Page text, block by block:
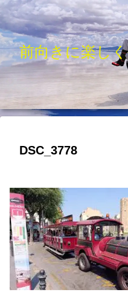
前向きに楽し
DSC_3778